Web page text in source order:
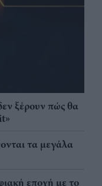
ξέρουν πώς θα
τα μεγάλα
εποχή με το